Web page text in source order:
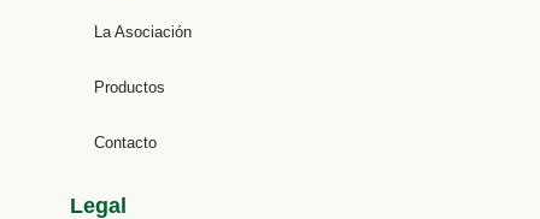
La Asociación
Productos
Contacto
Legal